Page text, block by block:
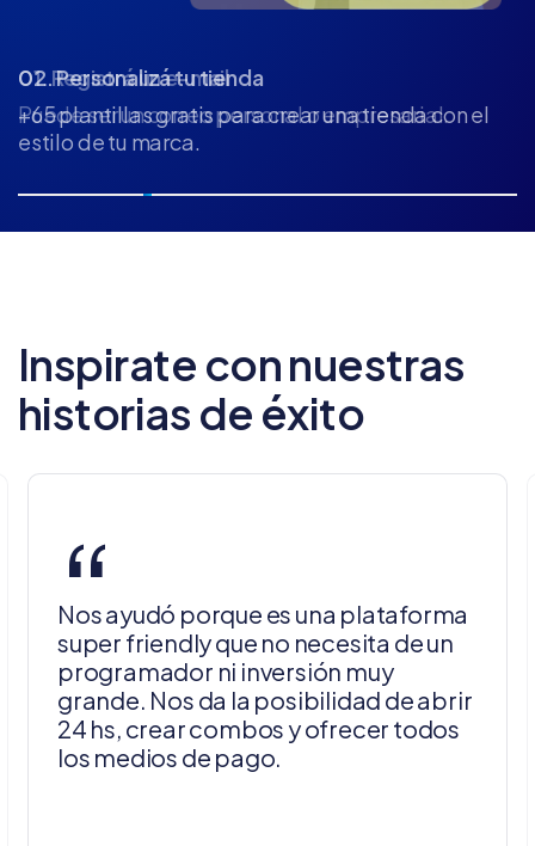
02. Personalizá tu tienda
+65 plantillas gratis para crear una tienda con el
estilo de tu marca.
Inspirate con nuestras
historias de éxito
“
Nos ayudó porque es una plataforma
super friendly que no necesita de un
programador ni inversión muy
grande. Nos da la posibilidad de abrir
24 hs, crear combos y ofrecer todos
los medios de pago.